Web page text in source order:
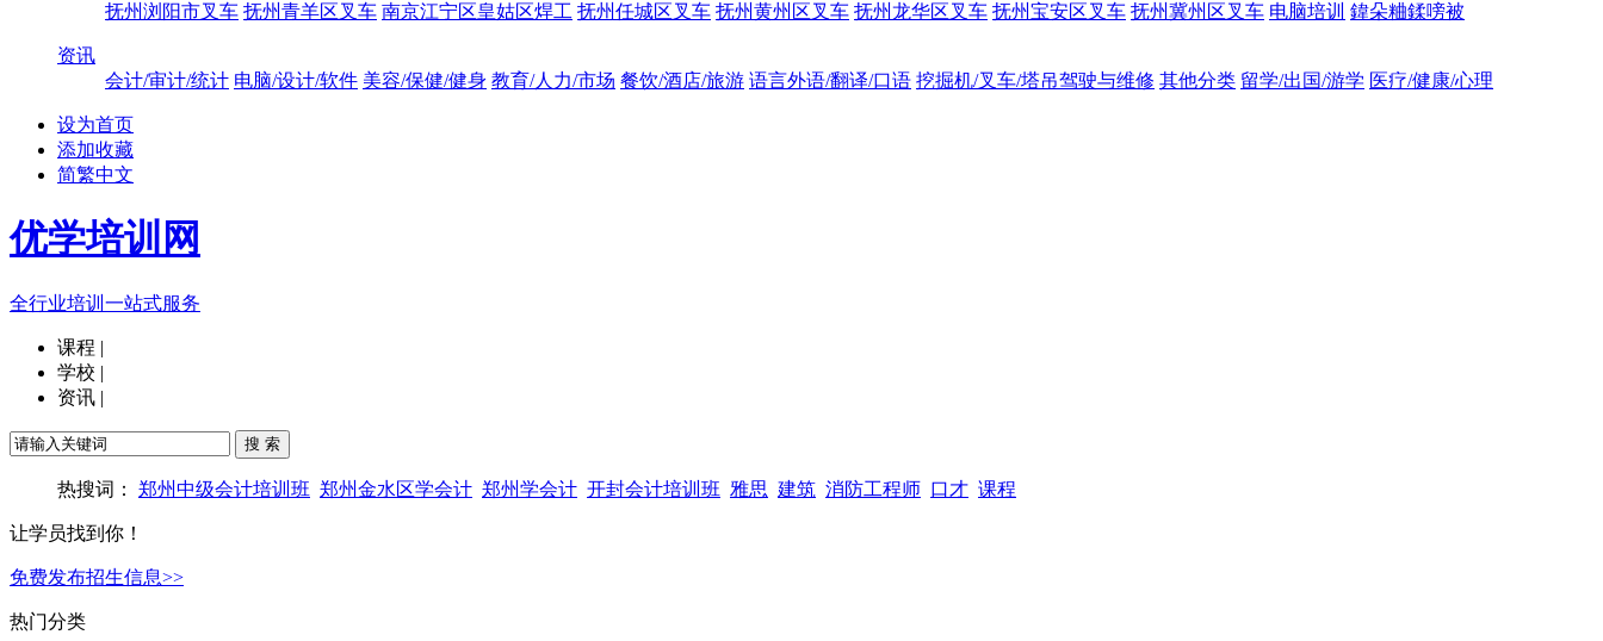
抚州浏阳市叉车 抚州青羊区叉车 南京江宁区皇姑区焊工 抚州任城区叉车 抚州黄州区叉车 抚州龙华区叉车 抚州宝安区叉车 抚州冀州区叉车 电脑培训 鍏朵粬鍒嗙被
资讯
会计/审计/统计 电脑/设计/软件 美容/保健/健身 教育/人力/市场 餐饮/酒店/旅游 语言外语/翻译/口语 挖掘机/叉车/塔吊驾驶与维修 其他分类 留学/出国/游学 医疗/健康/心理
设为首页
添加收藏
简繁中文
优学培训网
全行业培训一站式服务
课程 |
学校 |
资讯 |
热搜词： 郑州中级会计培训班 郑州金水区学会计 郑州学会计 开封会计培训班 雅思 建筑 消防工程师 口才 课程
让学员找到你！
免费发布招生信息>>
热门分类